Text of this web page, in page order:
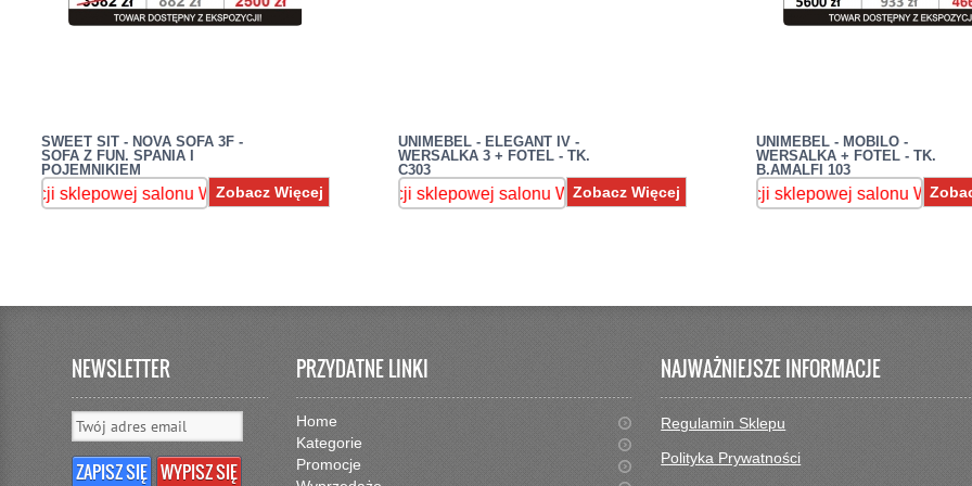
SWEET SIT - NOVA SOFA 3F -
SOFA Z FUN. SPANIA I
POJEMNIKIEM
salonu Warszawa Wawer,ul.Patriotów 287 , sprawdź dostępność : 536-599-370 Mebel dostępny od ręki z
Zobacz Więcej
UNIMEBEL - ELEGANT IV -
WERSALKA 3 + FOTEL - TK.
C303
Mebel dostępny od ręki z ekspozycji sklepowej salonu Warszawa Wawer,ul.Patriotów 287 , sprawdź dostępność :
Zobacz Więcej
UNIMEBEL - MOBILO -
WERSALKA + FOTEL - TK.
B.AMALFI 103
Mebel dostępny od ręki z ekspozycji sklepowej salonu Warszawa
Mebel dostępny od ręki
NEWSLETTER PRZYDATNE LINKI
Home
Kategorie
Promocje
NAJWAŻNIEJSZE INFORMACJE
Regulamin Sklepu
Polityka Prywatności